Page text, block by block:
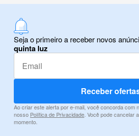
Seja o primeiro a receber novos
quinta luz
Receber
Ao criar este alerta por e-mail, você concorda com
nosso Política de Privacidade . Você pode cancelar
momento.